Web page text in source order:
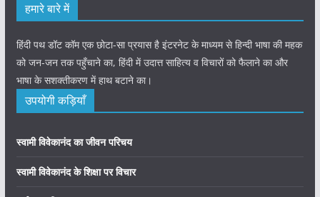
हमारे बारे में
हिंदी पथ डॉट कॉम एक छोटा-सा प्रयास है इंटरनेट के माध्यम से हिन्दी भाषा की महक
को जन-जन तक पहुँचाने का, हिंदी में उदात्त साहित्य व विचारों को फैलाने का और
भाषा के सशक्तीकरण में हाथ बटाने का।
उपयोगी कड़ियाँ
स्वामी विवेकानंद का जीवन परिचय
स्वामी विवेकानंद के शिक्षा पर विचार